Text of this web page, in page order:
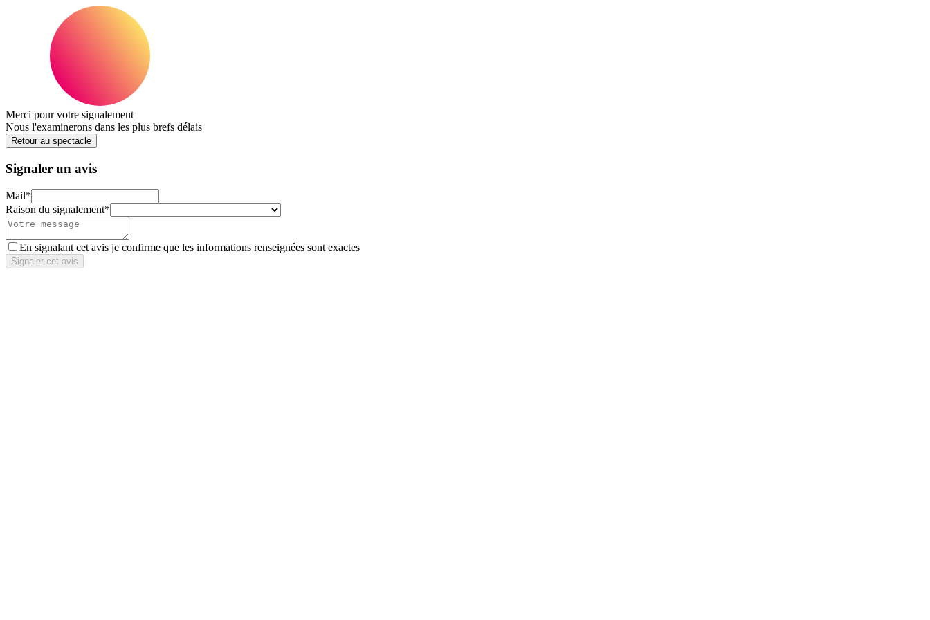
Merci pour votre signalement
Nous l'examinerons dans les plus brefs délais
Retour au spectacle
Signaler un avis
Mail*
Raison du signalement*
En signalant cet avis je confirme que les informations renseignées sont exactes
Signaler cet avis